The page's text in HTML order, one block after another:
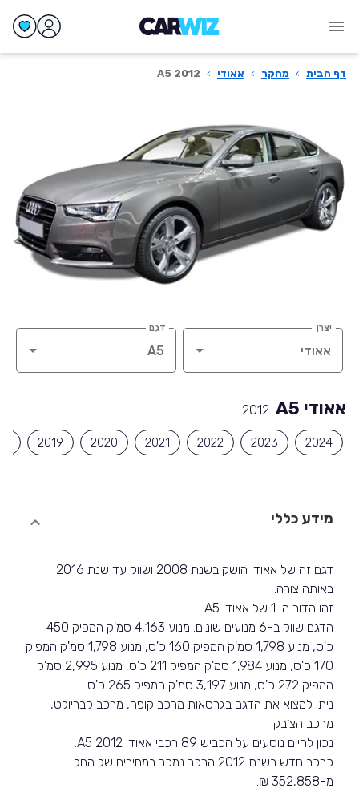
דף הבית › מחקר › אאודי ›
A5 2012
יצרן דגם
אאודי A5 2012
2024
2023
2022
2021
2020
2019
מידע כללי
דגם זה של אאודי הושק בשנת 2008 ושווק עד שנת 2016
באותה צורה.
זהו הדור ה-1 של אאודי A5.
הדגם שווק ב-6 מנועים שונים. מנוע 4,163 סמ'ק המפיק 450
כ'ס, מנוע 1,798 סמ'ק המפיק 160 כ'ס, מנוע 1,798 סמ'ק המפיק
170 כ'ס, מנוע 1,984 סמ'ק המפיק 211 כ'ס, מנוע 2,995 סמ'ק
המפיק 272 כ'ס, מנוע 3,197 סמ'ק המפיק 265 כ'ס.
ניתן למצוא את הדגם בגרסאות מרכב קופה, מרכב קבריולט,
מרכב הצ׳בק.
נכון להיום נוסעים על הכביש 89 רכבי אאודי A5 2012.
כרכב חדש בשנת 2012 הרכב נמכר במחירים של החל
מ-352,858 ₪.